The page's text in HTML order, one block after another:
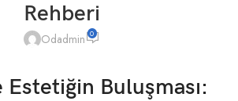
Rehberi
Odadmin 0
Buluşması: